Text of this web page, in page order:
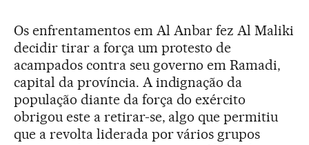
Os enfrentamentos em Al Anbar fez Al Maliki
decidir tirar a força um protesto de
acampados contra seu governo em Ramadi,
capital da província. A indignação da
população diante da força do exército
obrigou este a retirar-se, algo que permitiu
que a revolta liderada por vários grupos